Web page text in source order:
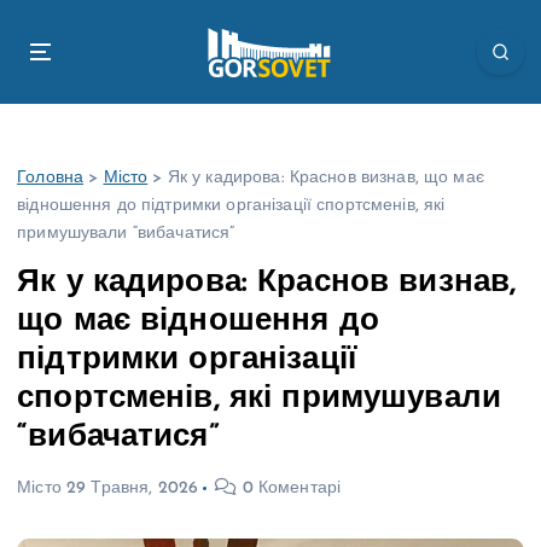
Головна > Місто > Як у кадирова: Краснов визнав, що має
відношення до підтримки організації спортсменів, які
примушували “вибачатися”
Як у кадирова: Краснов визнав,
що має відношення до
підтримки організації
спортсменів, які примушували
“вибачатися”
Місто 29 Травня, 2026 0 Коментарі